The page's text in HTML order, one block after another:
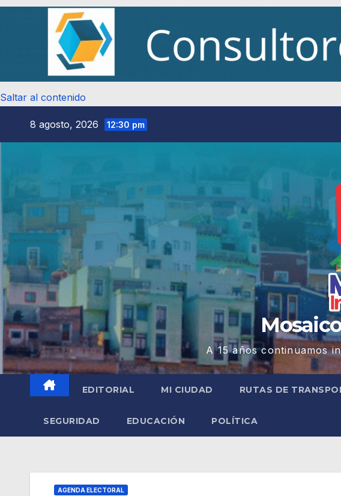
Saltar al contenido
8 agosto, 2026 12:30 pm
A 15 años continuamos
EDITORIAL MI CIUDAD RUTAS DE
SEGURIDAD EDUCACIÓN POLÍTICA
AGENDA ELECTORAL